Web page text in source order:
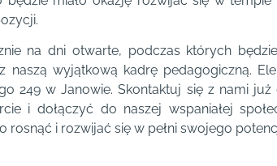
na dni otwarte, podczas których
naszą wyjątkową kadrę pedagogiczną.
249 w Janowie. Skontaktuj się z nami
i dołączyć do naszej wspaniałej
rosnąć i rozwijać się w pełni swojego